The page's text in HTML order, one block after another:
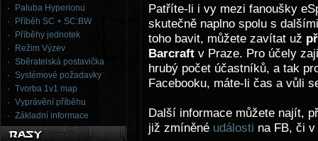
Paluba Hyperionu
Příběh SC + SC:BW
Příběhy jednotek
Režim Výzev
Sběratelská postavička
Systémové požadavky
Tvorba 1v1 map
Vyprávění příběhu
Základní informace
Patříte-li i vy mezi fanoušky
skutečně naplno spolu s
toho bavit, můžete zavítat už
Barcraft v Praze. Pro účely
hrubý počet účastníků, a tak
Facebooku, máte-li čas a vůli
Další informace můžete najít,
již zmíněné události na FB, či